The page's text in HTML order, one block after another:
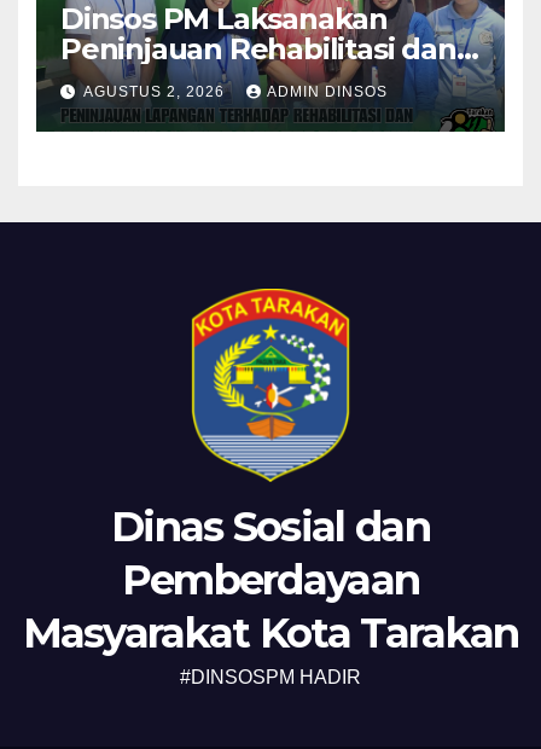
Dinsos PM Laksanakan
Peninjauan Rehabilitasi dan
Pembangunan Posyandu di
Dua Lokasi
AGUSTUS 2, 2026 ADMIN DINSOS
Dinas Sosial dan
Pemberdayaan
Masyarakat Kota Tarakan
#DINSOSPM HADIR